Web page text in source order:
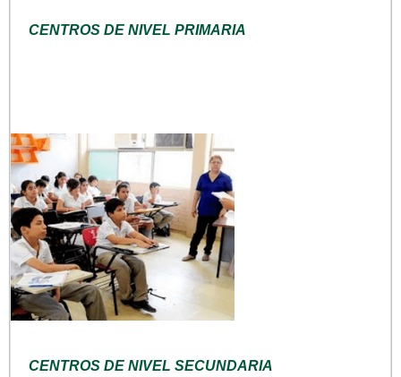
CENTROS DE NIVEL PRIMARIA
CENTROS DE NIVEL SECUNDARIA